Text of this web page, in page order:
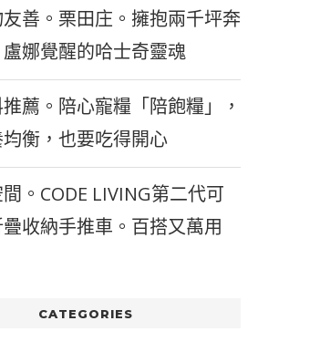
善。栗田庄。擁抱兩千坪奔
娜覺醒的哈士奇靈魂
薦。陪心寵糧「陪飽糧」，
衡，也要吃得開心
。CODE LIVING第二代可
收納手推車。百搭又萬用
CATEGORIES